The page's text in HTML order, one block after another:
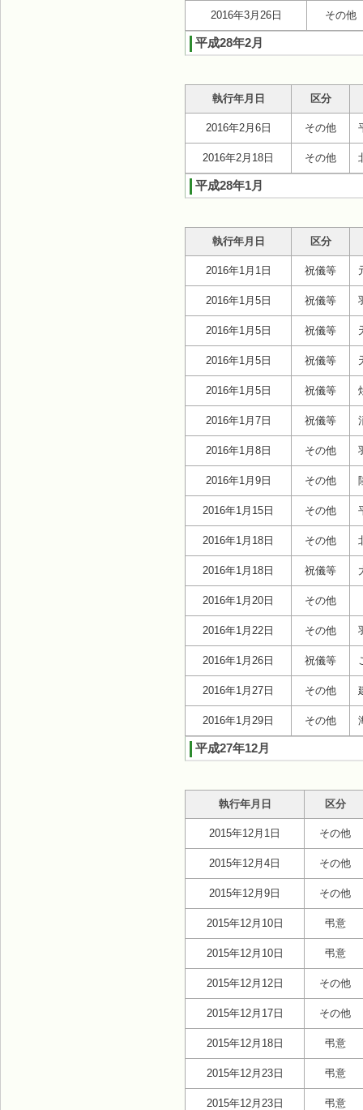
2016年3月26日 その他
平成28年2月
執行年月日 区分
2016年2月6日 その他
2016年2月18日 その他
平成28年1月
執行年月日 区分
2016年1月1日 祝儀等
2016年1月5日 祝儀等
2016年1月5日 祝儀等
2016年1月5日 祝儀等
2016年1月5日 祝儀等
2016年1月7日 祝儀等
2016年1月8日 その他
2016年1月9日 その他
2016年1月15日 その他
2016年1月18日 その他
2016年1月18日 祝儀等
2016年1月20日 その他
2016年1月22日 その他
2016年1月26日 祝儀等
2016年1月27日 その他
2016年1月29日 その他
平成27年12月
執行年月日 区分
2015年12月1日 その他
2015年12月4日 その他
2015年12月9日 その他
2015年12月10日 弔意
2015年12月10日 弔意
2015年12月12日 その他
2015年12月17日 その他
2015年12月18日 弔意
2015年12月23日 弔意
2015年12月23日 弔意